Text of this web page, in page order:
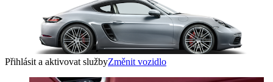
Přihlásit a aktivovat službyZměnit vozidlo